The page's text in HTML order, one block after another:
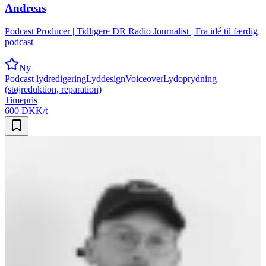
Andreas
Podcast Producer | Tidligere DR Radio Journalist | Fra idé til færdig
podcast
Ny
Podcast lydredigeringLyddesignVoiceoverLydoprydning
(støjreduktion, reparation)
Timepris
600 DKK/t